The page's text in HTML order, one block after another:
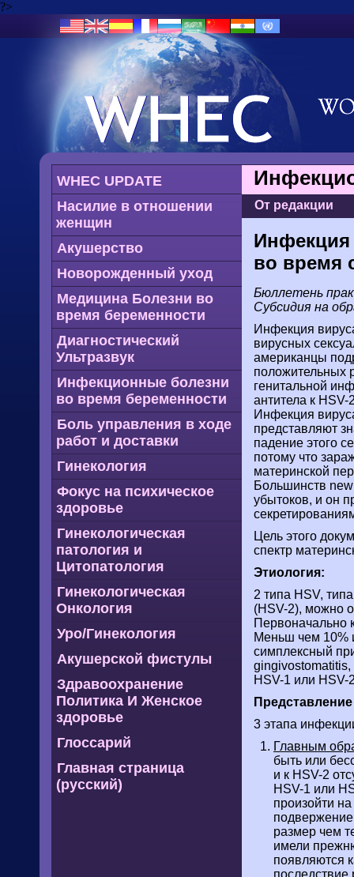
?>
WHEC UPDATE
Насилие в отношении
женщин
Акушерство
Новорожденный уход
Медицина Болезни во
время беременности
Диагностический
Ультразвук
Инфекционные болезни
во время беременности
Боль управления в ходе
работ и доставки
Гинекология
Фокус на психическое
здоровье
Гинекологическая
патология и
Цитопатология
Гинекологическая
Онкология
Уро/Гинекология
Акушерской фистулы
Здравоохранение
Политика И Женское
здоровье
Глоссарий
Главная страница
(русский)
От редакции
Инфекция
во время
Бюллетень
Субсидия на
Инфекция
вирусных
американцы
положительных
генитальной
антитела к HSV-
Инфекция
представляют
падение этого
потому что
материнской
Большинств
убытоков, и он
Цель этого
спектр
Этиология:
2 типа HSV,
(HSV-2), можно
Первоначально
Меньш чем 10%
симплексный
gingivostomatitis,
HSV-1 или
3 этапа
Главным
быть или
и к HSV-2
HSV-1 или
произойти
размер чем
имели
появляются